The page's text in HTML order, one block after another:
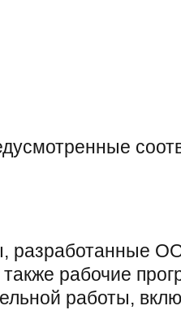
разработанные
также рабочие
работы,